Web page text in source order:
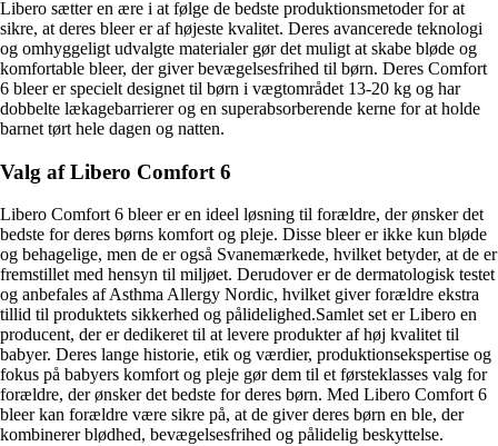
Libero sætter en ære i at følge de bedste produktionsmetoder for at
sikre, at deres bleer er af højeste kvalitet. Deres avancerede teknologi
og omhyggeligt udvalgte materialer gør det muligt at skabe bløde og
komfortable bleer, der giver bevægelsesfrihed til børn. Deres Comfort
6 bleer er specielt designet til børn i vægtområdet 13-20 kg og har
dobbelte lækagebarrierer og en superabsorberende kerne for at holde
barnet tørt hele dagen og natten.
Valg af Libero Comfort 6
Libero Comfort 6 bleer er en ideel løsning til forældre, der ønsker det
bedste for deres børns komfort og pleje. Disse bleer er ikke kun bløde
og behagelige, men de er også Svanemærkede, hvilket betyder, at de er
fremstillet med hensyn til miljøet. Derudover er de dermatologisk testet
og anbefales af Asthma Allergy Nordic, hvilket giver forældre ekstra
tillid til produktets sikkerhed og pålidelighed.Samlet set er Libero en
producent, der er dedikeret til at levere produkter af høj kvalitet til
babyer. Deres lange historie, etik og værdier, produktionsekspertise og
fokus på babyers komfort og pleje gør dem til et førsteklasses valg for
forældre, der ønsker det bedste for deres børn. Med Libero Comfort 6
bleer kan forældre være sikre på, at de giver deres børn en ble, der
kombinerer blødhed, bevægelsesfrihed og pålidelig beskyttelse.